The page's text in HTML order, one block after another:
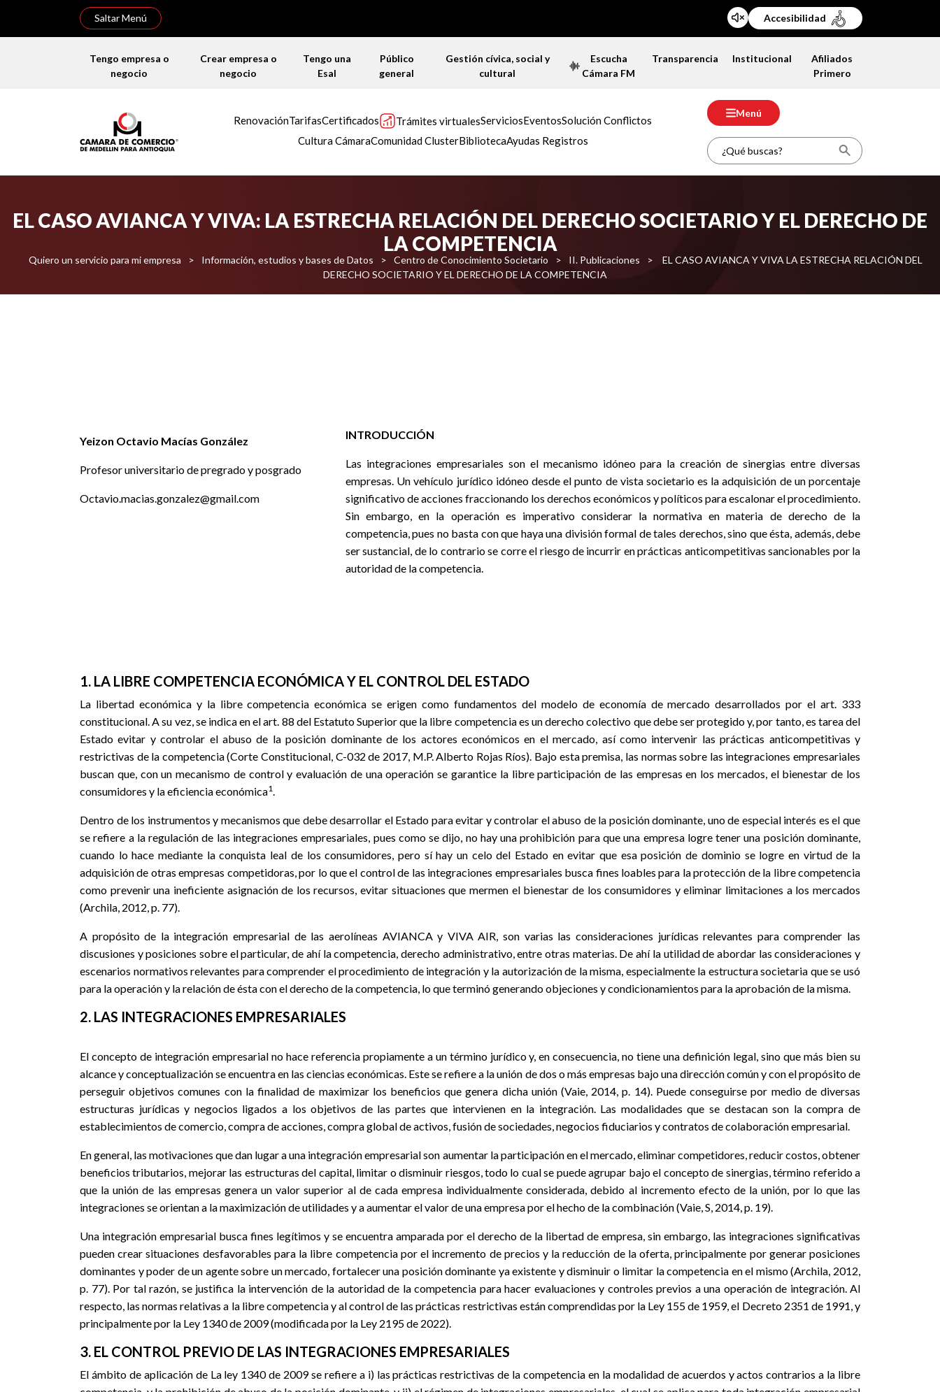
Saltar Menú Accesibilidad
Tengo empresa o
negocio
Crear empresa o
negocio
Tengo una
Esal
Público
general
Gestión cívica, social y
cultural
Escucha
Cámara FM
Transparencia Institucional
Afiliados
Primero
RenovaciónTarifasCertificados Trámites virtualesServiciosEventosSolución Conflictos
Cultura CámaraComunidad ClusterBibliotecaAyudas Registros
Menú
EL CASO AVIANCA Y VIVA: LA ESTRECHA RELACIÓN DEL DERECHO SOCIETARIO Y EL DERECHO DE
LA COMPETENCIA
Quiero un servicio para mi empresa > Información, estudios y bases de Datos > Centro de Conocimiento Societario > II. Publicaciones >
EL CASO AVIANCA Y VIVA LA ESTRECHA RELACIÓN DEL
DERECHO SOCIETARIO Y EL DERECHO DE LA COMPETENCIA
Yeizon Octavio Macías González
Profesor universitario de pregrado y posgrado
Octavio.macias.gonzalez@gmail.com
INTRODUCCIÓN
Las integraciones empresariales son el mecanismo idóneo para la creación de sinergias entre diversas
empresas. Un vehículo jurídico idóneo desde el punto de vista societario es la adquisición de un porcentaje
significativo de acciones fraccionando los derechos económicos y políticos para escalonar el procedimiento.
Sin embargo, en la operación es imperativo considerar la normativa en materia de derecho de la
competencia, pues no basta con que haya una división formal de tales derechos, sino que ésta, además, debe
ser sustancial, de lo contrario se corre el riesgo de incurrir en prácticas anticompetitivas sancionables por la
autoridad de la competencia.
1. LA LIBRE COMPETENCIA ECONÓMICA Y EL CONTROL DEL ESTADO
La libertad económica y la libre competencia económica se erigen como fundamentos del modelo de economía de mercado desarrollados por el art. 333
constitucional. A su vez, se indica en el art. 88 del Estatuto Superior que la libre competencia es un derecho colectivo que debe ser protegido y, por tanto, es tarea del
Estado evitar y controlar el abuso de la posición dominante de los actores económicos en el mercado, así como intervenir las prácticas anticompetitivas y
restrictivas de la competencia (Corte Constitucional, C-032 de 2017, M.P. Alberto Rojas Ríos). Bajo esta premisa, las normas sobre las integraciones empresariales
buscan que, con un mecanismo de control y evaluación de una operación se garantice la libre participación de las empresas en los mercados, el bienestar de los
consumidores y la eficiencia económica1.
Dentro de los instrumentos y mecanismos que debe desarrollar el Estado para evitar y controlar el abuso de la posición dominante, uno de especial interés es el que
se refiere a la regulación de las integraciones empresariales, pues como se dijo, no hay una prohibición para que una empresa logre tener una posición dominante,
cuando lo hace mediante la conquista leal de los consumidores, pero sí hay un celo del Estado en evitar que esa posición de dominio se logre en virtud de la
adquisición de otras empresas competidoras, por lo que el control de las integraciones empresariales busca fines loables para la protección de la libre competencia
como prevenir una ineficiente asignación de los recursos, evitar situaciones que mermen el bienestar de los consumidores y eliminar limitaciones a los mercados
(Archila, 2012, p. 77).
A propósito de la integración empresarial de las aerolíneas AVIANCA y VIVA AIR, son varias las consideraciones jurídicas relevantes para comprender las
discusiones y posiciones sobre el particular, de ahí la competencia, derecho administrativo, entre otras materias. De ahí la utilidad de abordar las consideraciones y
escenarios normativos relevantes para comprender el procedimiento de integración y la autorización de la misma, especialmente la estructura societaria que se usó
para la operación y la relación de ésta con el derecho de la competencia, lo que terminó generando objeciones y condicionamientos para la aprobación de la misma.
2. LAS INTEGRACIONES EMPRESARIALES
El concepto de integración empresarial no hace referencia propiamente a un término jurídico y, en consecuencia, no tiene una definición legal, sino que más bien su
alcance y conceptualización se encuentra en las ciencias económicas. Este se refiere a la unión de dos o más empresas bajo una dirección común y con el propósito de
perseguir objetivos comunes con la finalidad de maximizar los beneficios que genera dicha unión (Vaie, 2014, p. 14). Puede conseguirse por medio de diversas
estructuras jurídicas y negocios ligados a los objetivos de las partes que intervienen en la integración. Las modalidades que se destacan son la compra de
establecimientos de comercio, compra de acciones, compra global de activos, fusión de sociedades, negocios fiduciarios y contratos de colaboración empresarial.
En general, las motivaciones que dan lugar a una integración empresarial son aumentar la participación en el mercado, eliminar competidores, reducir costos, obtener
beneficios tributarios, mejorar las estructuras del capital, limitar o disminuir riesgos, todo lo cual se puede agrupar bajo el concepto de sinergias, término referido a
que la unión de las empresas genera un valor superior al de cada empresa individualmente considerada, debido al incremento efecto de la unión, por lo que las
integraciones se orientan a la maximización de utilidades y a aumentar el valor de una empresa por el hecho de la combinación (Vaie, S, 2014, p. 19).
Una integración empresarial busca fines legítimos y se encuentra amparada por el derecho de la libertad de empresa, sin embargo, las integraciones significativas
pueden crear situaciones desfavorables para la libre competencia por el incremento de precios y la reducción de la oferta, principalmente por generar posiciones
dominantes y poder de un agente sobre un mercado, fortalecer una posición dominante ya existente y disminuir o limitar la competencia en el mismo (Archila, 2012,
p. 77). Por tal razón, se justifica la intervención de la autoridad de la competencia para hacer evaluaciones y controles previos a una operación de integración. Al
respecto, las normas relativas a la libre competencia y al control de las prácticas restrictivas están comprendidas por la Ley 155 de 1959, el Decreto 2351 de 1991, y
principalmente por la Ley 1340 de 2009 (modificada por la Ley 2195 de 2022).
3. EL CONTROL PREVIO DE LAS INTEGRACIONES EMPRESARIALES
El ámbito de aplicación de La ley 1340 de 2009 se refiere a i) las prácticas restrictivas de la competencia en la modalidad de acuerdos y actos contrarios a la libre